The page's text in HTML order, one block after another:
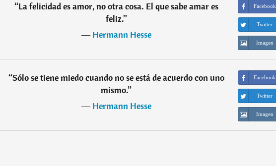
“La felicidad es amor, no otra cosa. El que sabe amar es
feliz.”
―Hermann Hesse
Facebook
Twitter
Imagen
“Sólo se tiene miedo cuando no se está de acuerdo con uno
mismo.”
―Hermann Hesse
Facebook
Twitter
Imagen